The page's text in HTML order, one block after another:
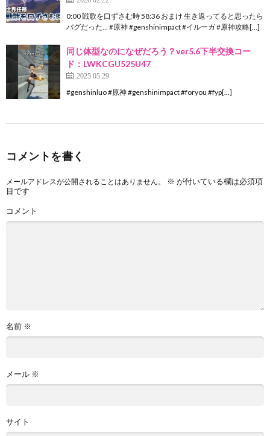
0:00 戦歌を口ずさむ時 58:36 おまけ 生き返ってると思ったら
バグだった… #原神 #genshinimpact #イルーガ #原神攻略[…]
同じ体型なのになぜだろう？ver5.6下半交換コー
ド：LWKCGU525U47
2025.05.29
#genshinluo #原神 #genshinimpact #foryou #fyp[…]
コメントを書く
メールアドレスが公開されることはありません。 ※ が付いている欄は必須項
目です
コメント
名前 ※
メール ※
サイト